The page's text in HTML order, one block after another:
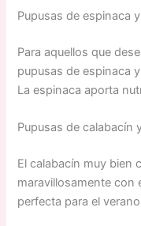
Pupusas de espinaca
Para aquellos que
pupusas de espinaca
La espinaca aporta
Pupusas de calabacín
El calabacín muy bien
maravillosamente con
perfecta para el